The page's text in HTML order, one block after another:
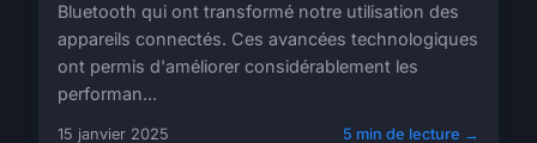
Bluetooth qui ont transformé notre utilisation des
appareils connectés. Ces avancées technologiques
ont permis d'améliorer considérablement les
performan...
15 janvier 2025 5 min de lecture →